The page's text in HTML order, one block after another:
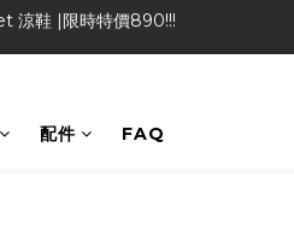
現折最高$1000！
現折最高$1000！
配件 FAQ